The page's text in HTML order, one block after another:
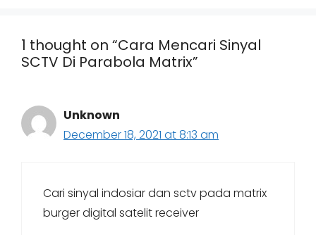
1 thought on “Cara Mencari Sinyal
SCTV Di Parabola Matrix”
Unknown
December 18, 2021 at 8:13 am
Cari sinyal indosiar dan sctv pada matrix
burger digital satelit receiver